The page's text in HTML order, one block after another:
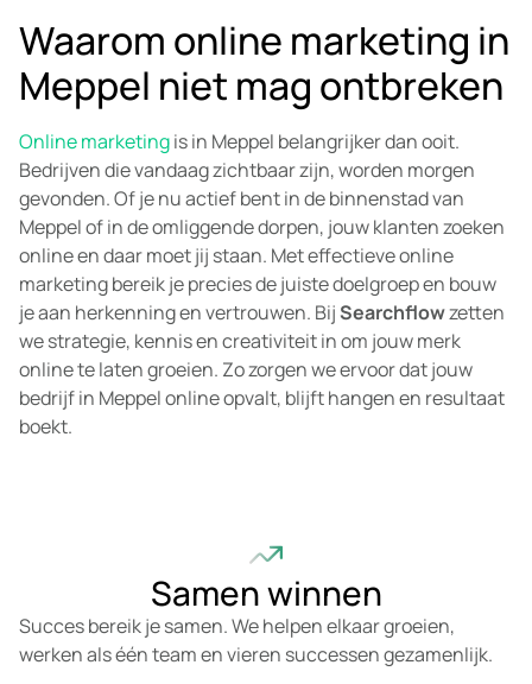
Waarom online marketing in
Meppel niet mag ontbreken
Online marketingis in Meppel belangrijker dan ooit.
Bedrijven die vandaag zichtbaar zijn, worden morgen
gevonden. Of je nu actief bent in de binnenstad van
Meppel of in de omliggende dorpen, jouw klanten zoeken
online en daar moet jij staan. Met effectieve online
marketing bereik je precies de juiste doelgroep en bouw
je aan herkenning en vertrouwen. BijSearchflowzetten
we strategie, kennis en creativiteit in om jouw merk
online te laten groeien. Zo zorgen we ervoor dat jouw
bedrijf in Meppel online opvalt, blijft hangen en resultaat
boekt.
Samen winnen
Succes bereik je samen. We helpen elkaar groeien,
werken als één team en vieren successen gezamenlijk.